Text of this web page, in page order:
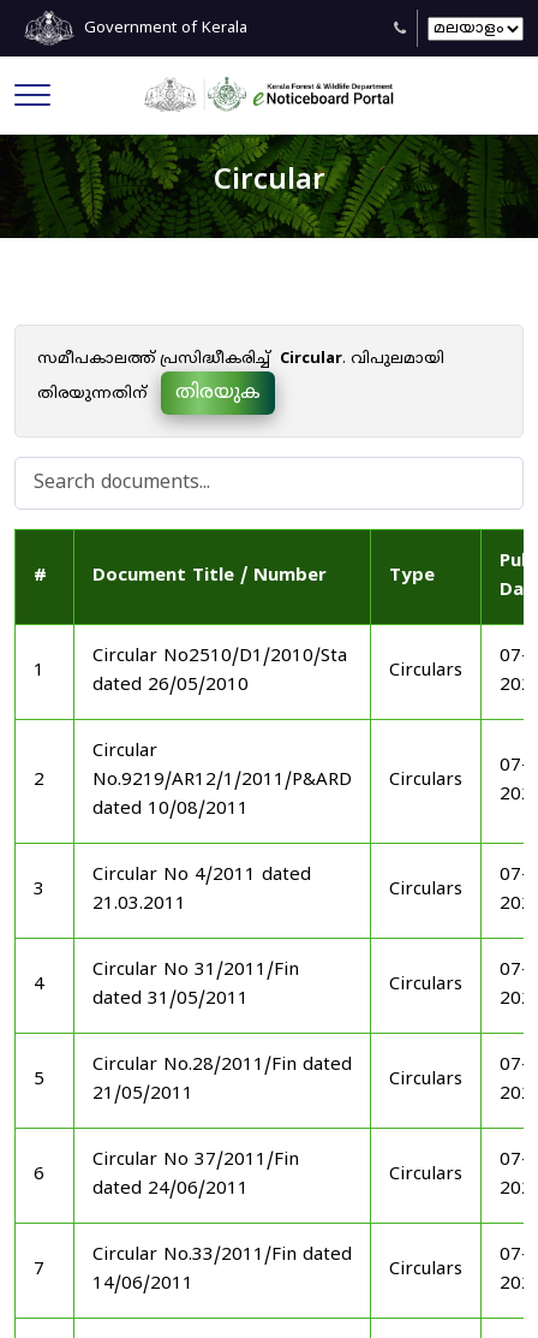
Government of Kerala
Circular
സമീപകാലത്ത് പ്രസിദ്ധീകരിച്ച് Circular. വിപുലമായി
തിരയുന്നതിന്
തിരയുക
# Document Title / Number Type
1
Circular No2510/D1/2010/Sta
dated 26/05/2010
Circulars
07-
2
Circular
No.9219/AR12/1/2011/P&ARD
dated 10/08/2011
Circulars
07-
3
Circular No 4/2011 dated
21.03.2011
Circulars
07-
4
Circular No 31/2011/Fin
dated 31/05/2011
Circulars
07-
5
Circular No.28/2011/Fin dated
21/05/2011
Circulars
07-
6
Circular No 37/2011/Fin
dated 24/06/2011
Circulars
07-
7
Circular No.33/2011/Fin dated
14/06/2011
Circulars
07-